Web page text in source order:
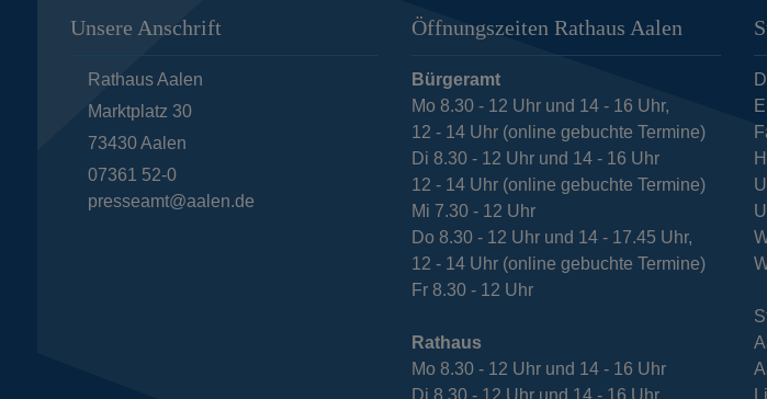
Unsere Anschrift
Rathaus Aalen
Marktplatz 30
73430 Aalen
07361 52-0
presseamt@aalen.de
Öffnungszeiten Rathaus Aalen
Bürgeramt
Mo 8.30 - 12 Uhr und 14 - 16 Uhr,
12 - 14 Uhr (online gebuchte Termine)
Di 8.30 - 12 Uhr und 14 - 16 Uhr
12 - 14 Uhr (online gebuchte Termine)
Mi 7.30 - 12 Uhr
Do 8.30 - 12 Uhr und 14 - 17.45 Uhr,
12 - 14 Uhr (online gebuchte Termine)
Fr 8.30 - 12 Uhr
Rathaus
Mo 8.30 - 12 Uhr und 14 - 16 Uhr
Di 8.30 - 12 Uhr und 14 - 16 Uhr